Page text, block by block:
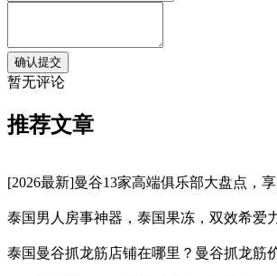
暂无评论
推荐文章
[2026最新]曼谷13家高端俱乐部大盘点，
泰国男人房事神器，泰国果冻，双效希爱
泰国曼谷抓龙筋店铺在哪里？曼谷抓龙筋